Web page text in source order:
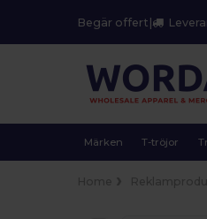
Begär offert |
Märken T-tröjor